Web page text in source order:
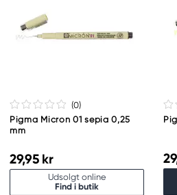
(0)
Pigma Micron 01 sepia 0,25
mm
29,95 kr
Udsolgt online
Find i butik